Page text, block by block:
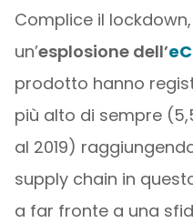
Complice il
un’esplosione dell’
prodotto hanno
più alto di sempre
al 2019)
supply chain in
a far fronte a una